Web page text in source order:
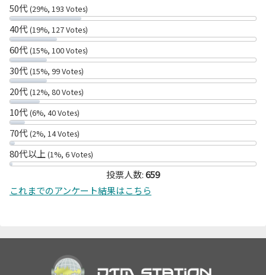
50代(29%, 193 Votes)
40代(19%, 127 Votes)
60代(15%, 100 Votes)
30代(15%, 99 Votes)
20代(12%, 80 Votes)
10代(6%, 40 Votes)
70代(2%, 14 Votes)
80代以上 (1%, 6 Votes)
投票人数:659
これまでのアンケート結果はこちら